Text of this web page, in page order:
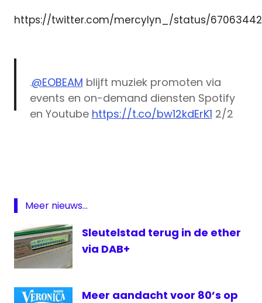
https://twitter.com/mercylyn_/status/
.@EOBEAM blijft muziek promoten via
events en on-demand diensten Spotify
en Youtube https://t.co/bw12kdErK1 2/2
jongerenzender
online
radiozender
Meer nieuws...
Sleutelstad terug in de ether
via DAB+
Meer aandacht voor 80’s op